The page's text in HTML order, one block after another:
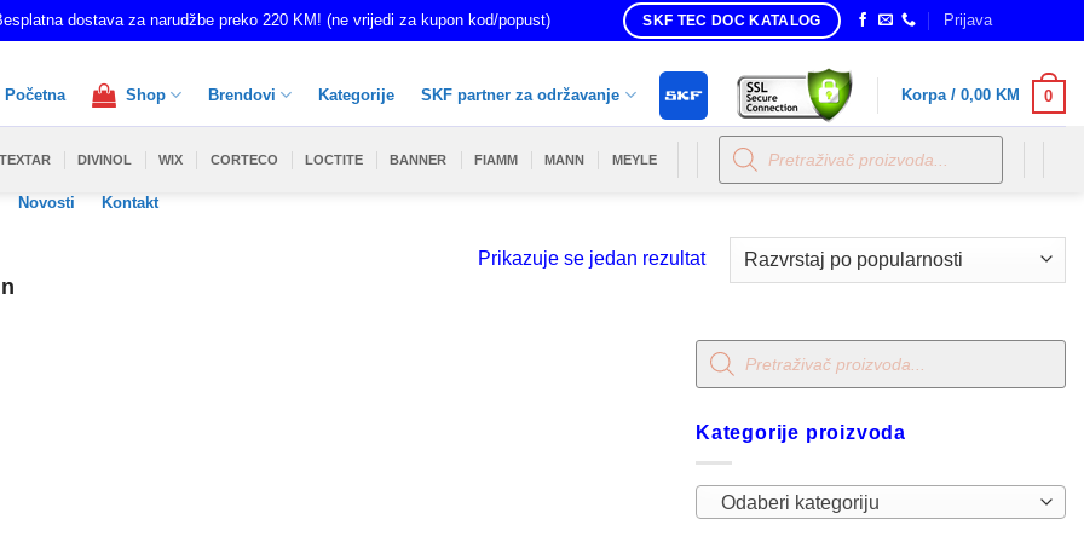
dostava za narudžbe preko 220 KM! (ne vrijedi za kupon kod/popust) SKF TEC DOC KATALOG Prijava
Početna Shop Brendovi Kategorije SKF partner za održavanje
Novosti Kontakt
Korpa / 0,00 KM 0
TEXTAR DIVINOL WIX CORTECO LOCTITE BANNER FIAMM MANN MEYLE
Products
search
Prikazuje se jedan rezultat
Products
search
Kategorije proizvoda
Odaberi kategoriju